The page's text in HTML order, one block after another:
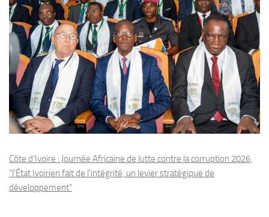
Côte d'Ivoire : Journée Africaine de lutte contre la corruption 2026,
"l'État Ivoirien fait de l'intégrité, un levier stratégique de
développement"